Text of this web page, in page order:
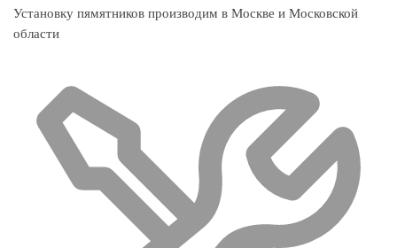
Установку пямятников производим в Москве и Московской
области